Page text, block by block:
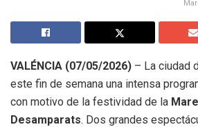
VALÉNCIA (07/05/2026) – La ciudad
este fin de semana una intensa
con motivo de la festividad de la
Desamparats. Dos grandes